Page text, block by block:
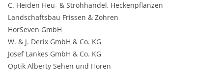
C. Heiden Heu- & Strohhandel, Heckenpflanzen
Landschaftsbau Frissen & Zohren
HorSeven GmbH
W. & J. Derix GmbH & Co. KG
Josef Lankes GmbH & Co. KG
Optik Alberty Sehen und Hören